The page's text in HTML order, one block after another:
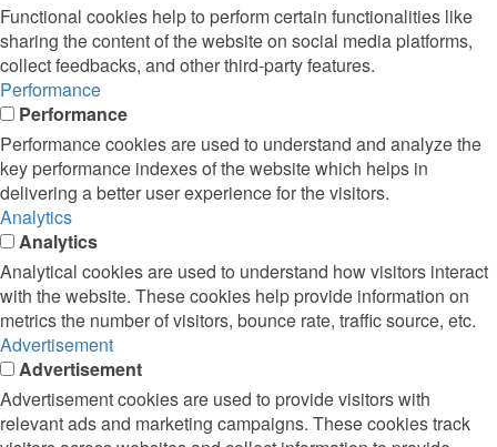
Functional cookies help to perform certain functionalities like
sharing the content of the website on social media platforms,
collect feedbacks, and other third-party features.
Performance
Performance
Performance cookies are used to understand and analyze the
key performance indexes of the website which helps in
delivering a better user experience for the visitors.
Analytics
Analytics
Analytical cookies are used to understand how visitors interact
with the website. These cookies help provide information on
metrics the number of visitors, bounce rate, traffic source, etc.
Advertisement
Advertisement
Advertisement cookies are used to provide visitors with
relevant ads and marketing campaigns. These cookies track